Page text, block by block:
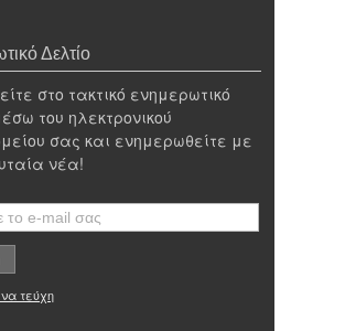
Δελτίο
στο τακτικό ενημερωτικό
του ηλεκτρονικού
σας και ενημερωθείτε με
νέα!
τεύχη